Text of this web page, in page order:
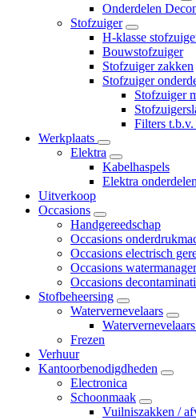
Onderdelen
Stofzuiger
H-klasse
Bouwstofzuiger
Stofzuiger zakken
Stofzuiger
Stofzuiger
Filters
Werkplaats
Elektra
Kabelhaspels
Elektra onderdelen
Uitverkoop
Occasions
Handgereedschap
Occasions
Occasions electrisch
Occasions
Occasions
Stofbeheersing
Watervernevelaars
Frezen
Verhuur
Kantoorbenodigdheden
Electronica
Schoonmaak
Vuilniszakken /